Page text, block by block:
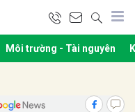
Môi trường - Tài nguyên